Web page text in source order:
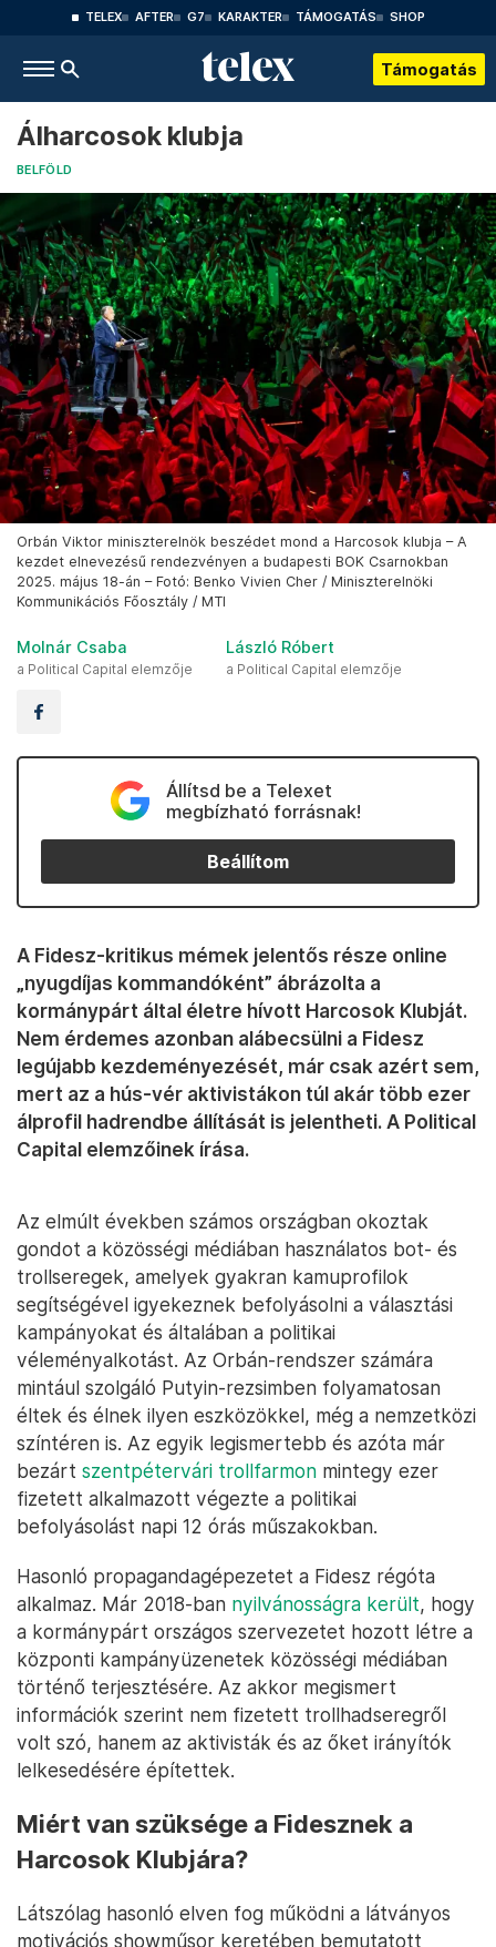
TELEX AFTER G7 KARAKTER TÁMOGATÁS SHOP
Támogatás
Álharcosok klubja
BELFÖLD
Orbán Viktor miniszterelnök beszédet mond a Harcosok klubja – A
kezdet elnevezésű rendezvényen a budapesti BOK Csarnokban
2025. május 18-án – Fotó: Benko Vivien Cher / Miniszterelnöki
Kommunikációs Főosztály / MTI
Molnár Csaba
a Political Capital elemzője
László Róbert
a Political Capital elemzője
Állítsd be a Telexet
megbízható forrásnak!
Beállítom
A Fidesz-kritikus mémek jelentős része online
„nyugdíjas kommandóként” ábrázolta a
kormánypárt által életre hívott Harcosok Klubját.
Nem érdemes azonban alábecsülni a Fidesz
legújabb kezdeményezését, már csak azért sem,
mert az a hús-vér aktivistákon túl akár több ezer
álprofil hadrendbe állítását is jelentheti. A Political
Capital elemzőinek írása.
Az elmúlt években számos országban okoztak
gondot a közösségi médiában használatos bot- és
trollseregek, amelyek gyakran kamuprofilok
segítségével igyekeznek befolyásolni a választási
kampányokat és általában a politikai
véleményalkotást. Az Orbán-rendszer számára
mintául szolgáló Putyin-rezsimben folyamatosan
éltek és élnek ilyen eszközökkel, még a nemzetközi
színtéren is. Az egyik legismertebb és azóta már
bezárt szentpétervári trollfarmon mintegy ezer
fizetett alkalmazott végezte a politikai
befolyásolást napi 12 órás műszakokban.
Hasonló propagandagépezetet a Fidesz régóta
alkalmaz. Már 2018-ban nyilvánosságra került, hogy
a kormánypárt országos szervezetet hozott létre a
központi kampányüzenetek közösségi médiában
történő terjesztésére. Az akkor megismert
információk szerint nem fizetett trollhadseregről
volt szó, hanem az aktivisták és az őket irányítók
lelkesedésére építettek.
Miért van szüksége a Fidesznek a
Harcosok Klubjára?
Látszólag hasonló elven fog működni a látványos
motivációs showműsor keretében bemutatott